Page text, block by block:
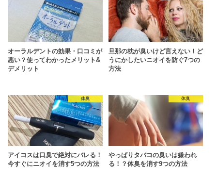
オーラルデントの効果・口コミが
悪い？使ってわかったメリット&
デメリット
旦那の枕が臭いけど言えない！ど
うにかしたいニオイを防ぐ7つの
方法
体臭
アイコスは口臭で絶対にバレる！
今すぐにニオイを消す5つの方法
体臭
やっぱりタバコの臭いは嫌われ
る！？体臭を消す9つの方法